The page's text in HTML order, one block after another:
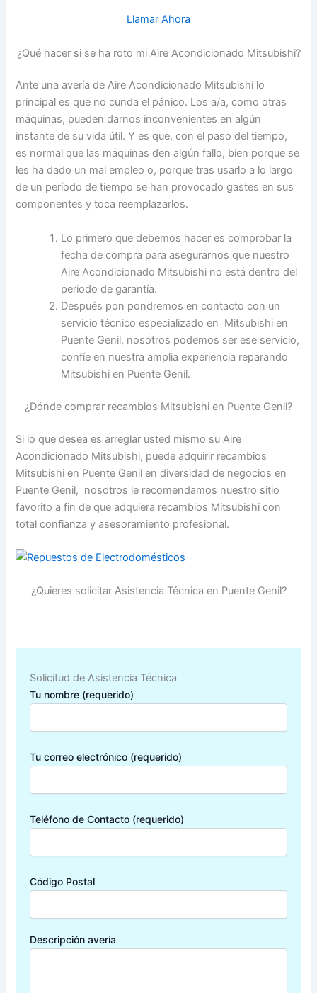
Llamar Ahora
¿Qué hacer si se ha roto mi Aire Acondicionado Mitsubishi?
Ante una avería de Aire Acondicionado Mitsubishi lo
principal es que no cunda el pánico. Los a/a, como otras
máquinas, pueden darnos inconvenientes en algún
instante de su vida útil. Y es que, con el paso del tiempo,
es normal que las máquinas den algún fallo, bien porque se
les ha dado un mal empleo o, porque tras usarlo a lo largo
de un período de tiempo se han provocado gastes en sus
componentes y toca reemplazarlos.
Lo primero que debemos hacer es comprobar la
fecha de compra para asegurarnos que nuestro
Aire Acondicionado Mitsubishi no está dentro del
periodo de garantía.
Después pon pondremos en contacto con un
servicio técnico especializado en Mitsubishi en
Puente Genil, nosotros podemos ser ese servicio,
confíe en nuestra amplia experiencia reparando
Mitsubishi en Puente Genil.
¿Dónde comprar recambios Mitsubishi en Puente Genil?
Si lo que desea es arreglar usted mismo su Aire
Acondicionado Mitsubishi, puede adquirir recambios
Mitsubishi en Puente Genil en diversidad de negocios en
Puente Genil, nosotros le recomendamos nuestro sitio
favorito a fin de que adquiera recambios Mitsubishi con
total confianza y asesoramiento profesional.
¿Quieres solicitar Asistencia Técnica en Puente Genil?
Solicitud de Asistencia Técnica
Tu nombre (requerido)
Tu correo electrónico (requerido)
Teléfono de Contacto (requerido)
Código Postal
Descripción avería